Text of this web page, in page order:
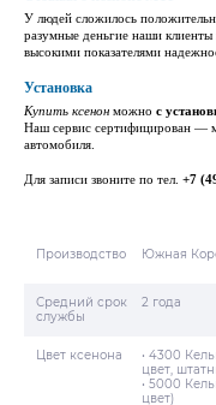
У людей сложилось
разумные деньгие наши
высокими показателями
Установка
Купить ксенон можно с
Наш сервис сертифицирован —
автомобиля.
Для записи звоните по тел. +7
Производство Южная
Средний срок
службы
2 года
Цвет ксенона
• 4300
цвет,
• 5000
цвет)